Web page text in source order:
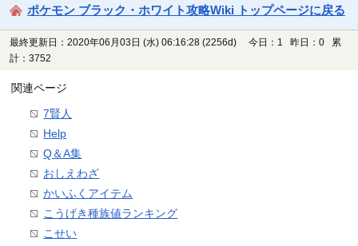
ポケモン ブラック・ホワイト攻略Wiki トップページに戻る
最終更新日：2020年06月03日 (水) 06:16:28 (2256d)
今日：1 昨日：0 累
計：3752
関連ページ
7賢人
Help
Q＆A集
おしえわざ
かいふくアイテム
こうげき種族値ランキング
こせい